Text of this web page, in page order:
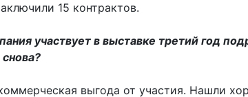
15 контрактов.
участвует в выставке третий год
снова?
выгода от участия. Нашли